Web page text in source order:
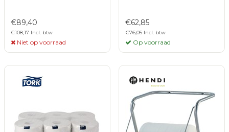
€89,40
€108,17 Incl. btw
Niet op voorraad
€62,85
€76,05 Incl. btw
Op voorraad